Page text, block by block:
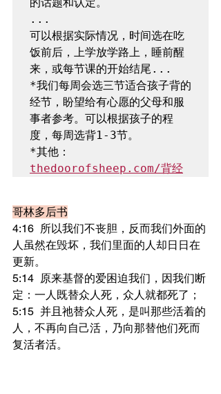
的话题和认定。
...
可以根据实际情况，时间选在吃
饭前后，上学放学路上，睡前醒
来，或每节课的开始结尾...
*我们每周会选三节适合孩子背的
经节，盼望给有心愿的父母和服
事者参考。可以根据孩子的程
*其他：
thedoorofsheep.com/背经
哥林多后书
4:16	所以我们不丧胆，反而我们外面的
人虽然在毁坏，我们里面的人却日日在
更新。
5:14	原来基督的爱困迫我们，因我们断
定：一人既替众人死，众人就都死了；
5:15	并且祂替众人死，是叫那些活着的
人，不再向自己活，乃向那替他们死而
复活者活。